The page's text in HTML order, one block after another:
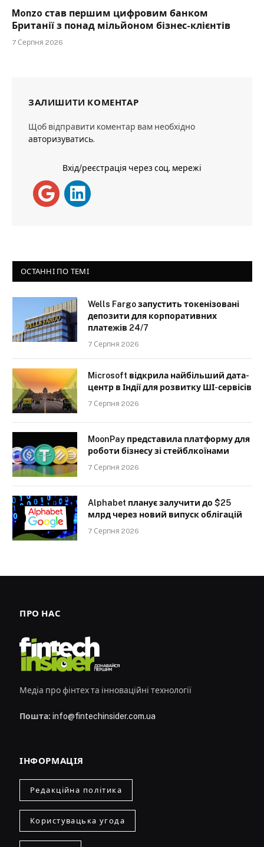
Monzo став першим цифровим банком
Британії з понад мільйоном бізнес-клієнтів
7 Серпня 2026
ЗАЛИШИТИ КОМЕНТАР
Щоб відправити коментар вам необхідно
авторизуватись.
Вхід/реєстрація через соц. мережі
ОСТАННІ ПО ТЕМІ
Wells Fargo запустить токенізовані
депозити для корпоративних
платежів 24/7
7 Серпня 2026
Microsoft відкрила найбільший дата-
центр в Індії для розвитку ШІ-сервісів
7 Серпня 2026
MoonPay представила платформу для
роботи бізнесу зі стейблкоїнами
7 Серпня 2026
Alphabet планує залучити до $25
млрд через новий випуск облігацій
7 Серпня 2026
ПРО НАС
Медіа про фінтех та інноваційні технології
Пошта: info@fintechinsider.com.ua
ІНФОРМАЦІЯ
Редакційна політика
Користувацька угода